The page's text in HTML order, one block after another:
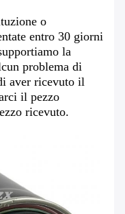
o
entro 30 giorni
la
problema di
aver ricevuto il
il pezzo
ricevuto.